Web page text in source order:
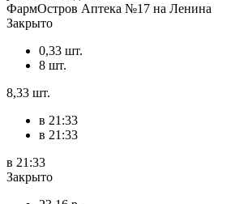
ФармОстров Аптека №17 на Ленина
Закрыто
0,33 шт.
8 шт.
8,33 шт.
в 21:33
в 21:33
в 21:33
Закрыто